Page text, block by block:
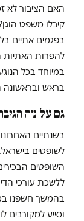
האם הציבור לא
קיבלו משפט
בפגמים אתיים
להפרות האתיות
במיוחד בכל הנוגע
בראש ובראשונה
גם על נוה
בשנתיים
לשופטים
השופטים
ללשכת עורכי
בהמשך חשפנו
וסייע למקורבים